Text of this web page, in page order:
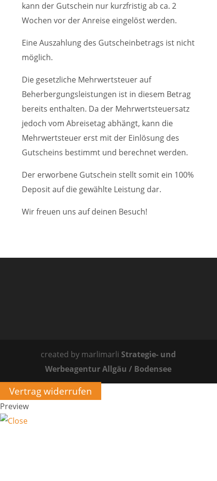
kann der Gutschein nur kurzfristig ab ca. 2
Wochen vor der Anreise eingelöst werden.
Eine Auszahlung des Gutscheinbetrags ist nicht
möglich.
Die gesetzliche Mehrwertsteuer auf
Beherbergungsleistungen ist in diesem Betrag
bereits enthalten. Da der Mehrwertsteuersatz
jedoch vom Abreisetag abhängt, kann die
Mehrwertsteuer erst mit der Einlösung des
Gutscheins bestimmt und berechnet werden.
Der erworbene Gutschein stellt somit ein 100%
Deposit auf die gewählte Leistung dar.
Wir freuen uns auf deinen Besuch!
created by marlimarli Strategie- und
Werbeagentur Allgäu / Bodensee
Vertrag widerrufen
Preview